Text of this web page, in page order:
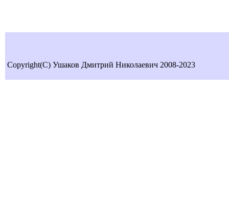
Copyright(C) Ушаков Дмитрий Николаевич 2008-2023